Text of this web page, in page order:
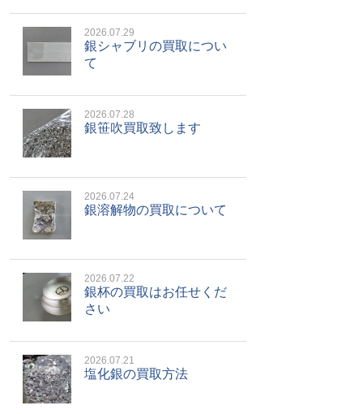
2026.07.29
銀シャブリの買取につい
て
2026.07.28
銀笹吹買取致します
2026.07.24
銀溶解物の買取について
2026.07.22
銀杯の買取はお任せくだ
さい
2026.07.21
塩化銀の買取方法